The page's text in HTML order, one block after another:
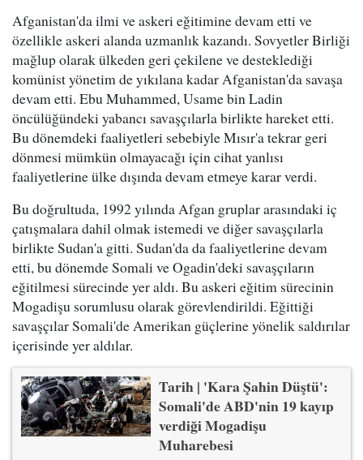
Afganistan'da ilmi ve askeri eğitimine devam etti ve
özellikle askeri alanda uzmanlık kazandı. Sovyetler Birliği
mağlup olarak ülkeden geri çekilene ve desteklediği
komünist yönetim de yıkılana kadar Afganistan'da savaşa
devam etti. Ebu Muhammed, Usame bin Ladin
öncülüğündeki yabancı savaşçılarla birlikte hareket etti.
Bu dönemdeki faaliyetleri sebebiyle Mısır'a tekrar geri
dönmesi mümkün olmayacağı için cihat yanlısı
faaliyetlerine ülke dışında devam etmeye karar verdi.
Bu doğrultuda, 1992 yılında Afgan gruplar arasındaki iç
çatışmalara dahil olmak istemedi ve diğer savaşçılarla
birlikte Sudan'a gitti. Sudan'da da faaliyetlerine devam
etti, bu dönemde Somali ve Ogadin'deki savaşçıların
eğitilmesi sürecinde yer aldı. Bu askeri eğitim sürecinin
Mogadişu sorumlusu olarak görevlendirildi. Eğittiği
savaşçılar Somali'de Amerikan güçlerine yönelik saldırılar
içerisinde yer aldılar.
Tarih | 'Kara Şahin Düştü':
Somali'de ABD'nin 19 kayıp
verdiği Mogadişu
Muharebesi